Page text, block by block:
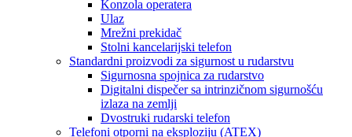
Konzola operatera
Ulaz
Mrežni prekidač
Stolni kancelarijski telefon
Standardni proizvodi za sigurnost u rudarstvu
Sigurnosna spojnica za rudarstvo
Digitalni dispečer sa intrinzičnom sigurnošću
izlaza na zemlji
Dvostruki rudarski telefon
Telefoni otporni na eksploziju (ATEX)